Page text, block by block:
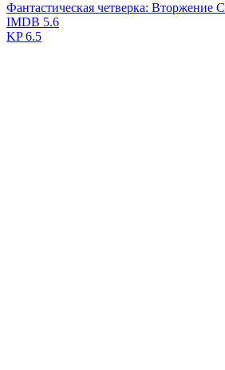
Фантастическая четверка: Вторжение
IMDB 5.6
KP6.5